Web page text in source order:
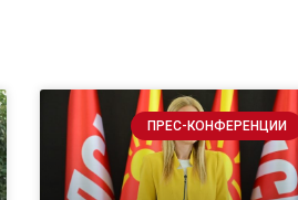
ПРЕС-КОНФЕРЕНЦИИ